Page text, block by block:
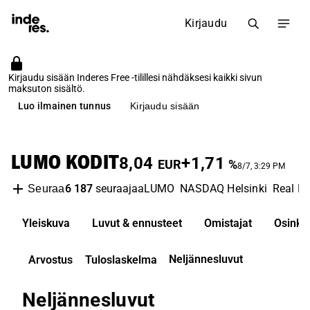
Kirjaudu
Kirjaudu sisään Inderes Free -tilillesi nähdäksesi kaikki sivun
maksuton sisältö.
Luo ilmainen tunnus
Kirjaudu sisään
LUMO KODIT8,04 EUR+1,71 %8/7, 3:29 PM
Seuraa6 187seuraajaaLUMO NASDAQ Helsinki Real
Yleiskuva Luvut & ennusteet Omistajat Osinko
Arvostus Tuloslaskelma Neljännesluvut
Neljännesluvut